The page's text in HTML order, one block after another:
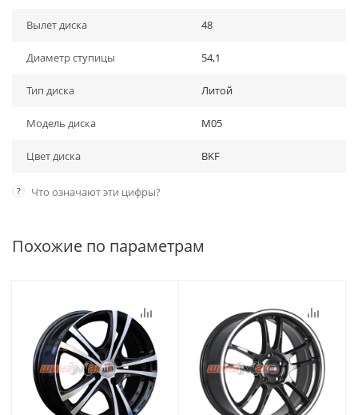
Вылет диска 48
Диаметр ступицы 54,1
Тип диска Литой
Модель диска M05
Цвет диска BKF
? Что означают эти цифры?
Похожие по параметрам